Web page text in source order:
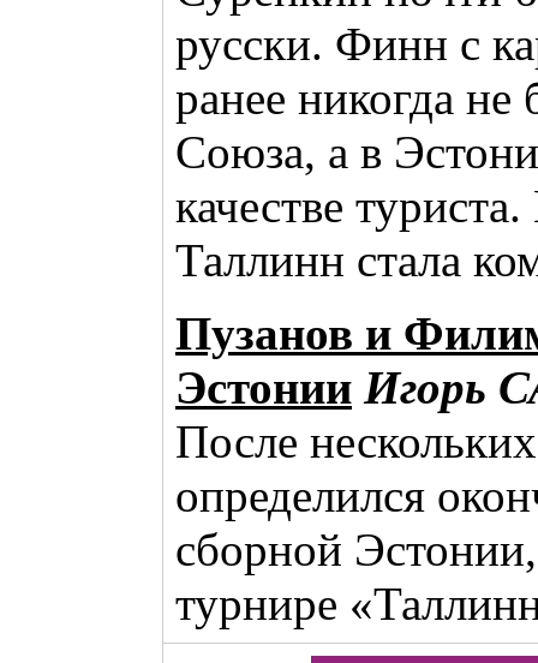
русски. Финн с
ранее никогда
Союза, а в
качестве
Таллинн стала
Пузанов и
Эстонии Игорь
После
определился
сборной
турнире